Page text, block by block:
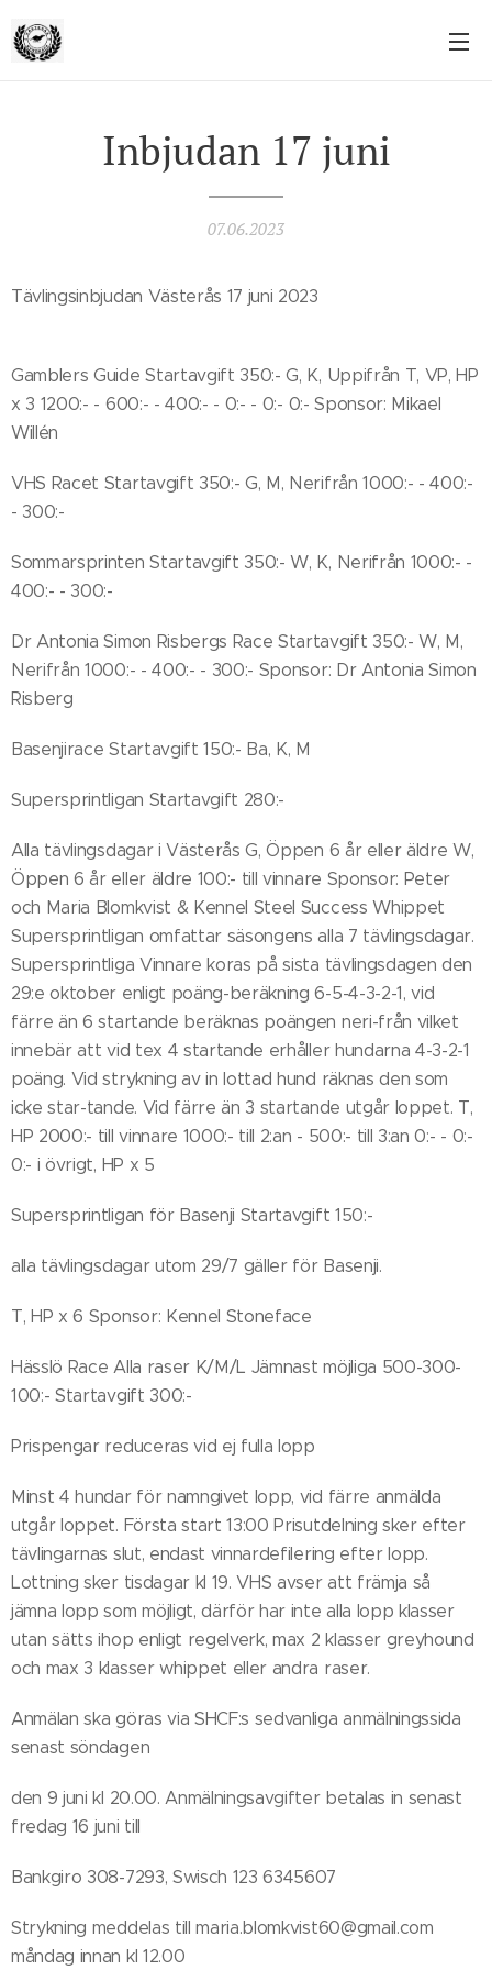
Inbjudan 17 juni
07.06.2023
Tävlingsinbjudan Västerås 17 juni 2023
Gamblers Guide Startavgift 350:- G, K, Uppifrån T, VP, HP
x 3 1200:- - 600:- - 400:- - 0:- - 0:- 0:- Sponsor: Mikael
Willén
VHS Racet Startavgift 350:- G, M, Nerifrån 1000:- - 400:-
- 300:-
Sommarsprinten Startavgift 350:- W, K, Nerifrån 1000:- -
400:- - 300:-
Dr Antonia Simon Risbergs Race Startavgift 350:- W, M,
Nerifrån 1000:- - 400:- - 300:- Sponsor: Dr Antonia Simon
Risberg
Basenjirace Startavgift 150:- Ba, K, M
Supersprintligan Startavgift 280:-
Alla tävlingsdagar i Västerås G, Öppen 6 år eller äldre W,
Öppen 6 år eller äldre 100:- till vinnare Sponsor: Peter
och Maria Blomkvist & Kennel Steel Success Whippet
Supersprintligan omfattar säsongens alla 7 tävlingsdagar.
Supersprintliga Vinnare koras på sista tävlingsdagen den
29:e oktober enligt poäng-beräkning 6-5-4-3-2-1, vid
färre än 6 startande beräknas poängen neri-från vilket
innebär att vid tex 4 startande erhåller hundarna 4-3-2-1
poäng. Vid strykning av in lottad hund räknas den som
icke star-tande. Vid färre än 3 startande utgår loppet. T,
HP 2000:- till vinnare 1000:- till 2:an - 500:- till 3:an 0:- - 0:-
0:- i övrigt, HP x 5
Supersprintligan för Basenji Startavgift 150:-
alla tävlingsdagar utom 29/7 gäller för Basenji.
T, HP x 6 Sponsor: Kennel Stoneface
Hässlö Race Alla raser K/M/L Jämnast möjliga 500-300-
100:- Startavgift 300:-
Prispengar reduceras vid ej fulla lopp
Minst 4 hundar för namngivet lopp, vid färre anmälda
utgår loppet. Första start 13:00 Prisutdelning sker efter
tävlingarnas slut, endast vinnardefilering efter lopp.
Lottning sker tisdagar kl 19. VHS avser att främja så
jämna lopp som möjligt, därför har inte alla lopp klasser
utan sätts ihop enligt regelverk, max 2 klasser greyhound
och max 3 klasser whippet eller andra raser.
Anmälan ska göras via SHCF:s sedvanliga anmälningssida
senast söndagen
den 9 juni kl 20.00. Anmälningsavgifter betalas in senast
fredag 16 juni till
Bankgiro 308-7293, Swisch 123 6345607
Strykning meddelas till maria.blomkvist60@gmail.com
måndag innan kl 12.00